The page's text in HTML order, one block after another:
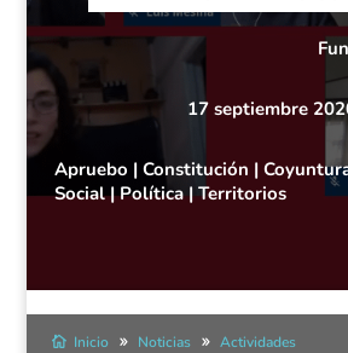
17 septiembre
Apruebo | Constitución |
Social|Política|Territorios
Inicio Noticias
Actividades